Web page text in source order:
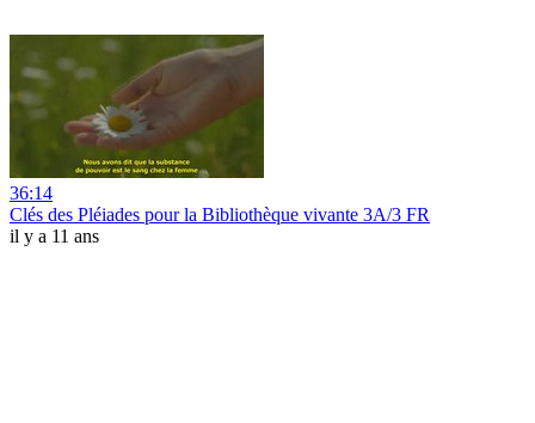
36:14
Clés des Pléiades pour la Bibliothèque vivante 3A/3 FR
il y a 11 ans